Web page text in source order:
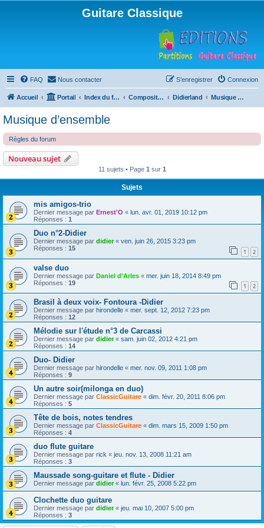
Guitare Classique
FAQ Nous contacter Connexion
S’enregistrer
Accueil Portail Index du forum Compositions Didierland Musique d’ensemble
Musique d’ensemble
Règles du forum
Nouveau sujet
11 sujets • Page 1 sur 1
Sujets
mis amigos-trio
Dernier message par Ernest'O « lun. avr. 01, 2019 10:12 pm
Réponses : 1
Duo n°2-Didier
Dernier message par didier« ven. juin 26, 2015 3:23 pm
Réponses : 15 1 2
valse duo
Dernier message par Daniel d'Arles « mer. juin 18, 2014 8:49 pm
Réponses : 19 1 2
Brasil à deux voix- Fontoura -Didier
Dernier message par hirondelle « mer. sept. 12, 2012 7:23 pm
Réponses : 12
Mélodie sur l'étude n°3 de Carcassi
Dernier message par didier« sam. juin 02, 2012 4:21 pm
Réponses : 14
Duo- Didier
Dernier message par hirondelle « mer. nov. 09, 2011 1:08 pm
Réponses : 9
Un autre soir(milonga en duo)
Dernier message par ClassicGuitare « dim. févr. 20, 2011 8:06 pm
Réponses : 5
Tête de bois, notes tendres
Dernier message par ClassicGuitare « dim. mars 15, 2009 1:50 pm
Réponses : 4
duo flute guitare
Dernier message par rick « jeu. nov. 13, 2008 11:21 am
Réponses : 3
Maussade song-guitare et flute - Didier
Dernier message par didier« lun. févr. 25, 2008 5:22 pm
Clochette duo guitare
Dernier message par didier« jeu. mai 10, 2007 5:00 pm
Réponses : 3